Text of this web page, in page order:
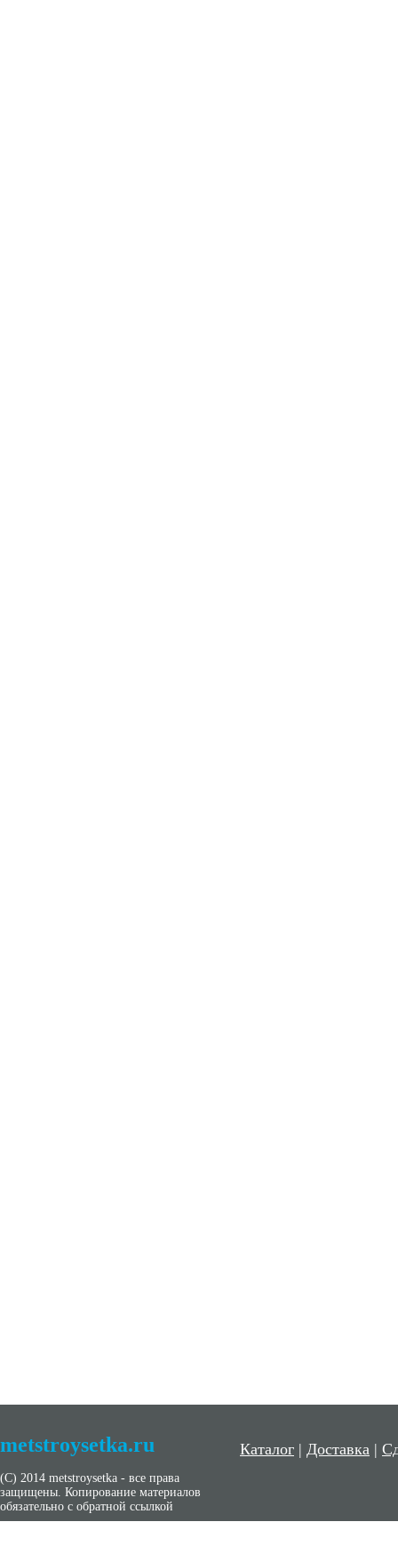
metstroysetka.ru
(С) 2014 metstroysetka - все права
защищены. Копирование материалов
обязательно с обратной ссылкой
Каталог | Доставка |